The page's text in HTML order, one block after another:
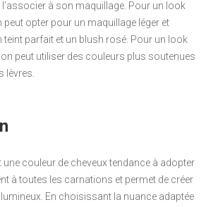
à son maquillage. Pour un look
peut opter pour un maquillage léger et
teint parfait et un blush rosé. Pour un look
peut utiliser des couleurs plus soutenues
lèvres.
une couleur de cheveux tendance à adopter
à toutes les carnations et permet de créer
En choisissant la nuance adaptée